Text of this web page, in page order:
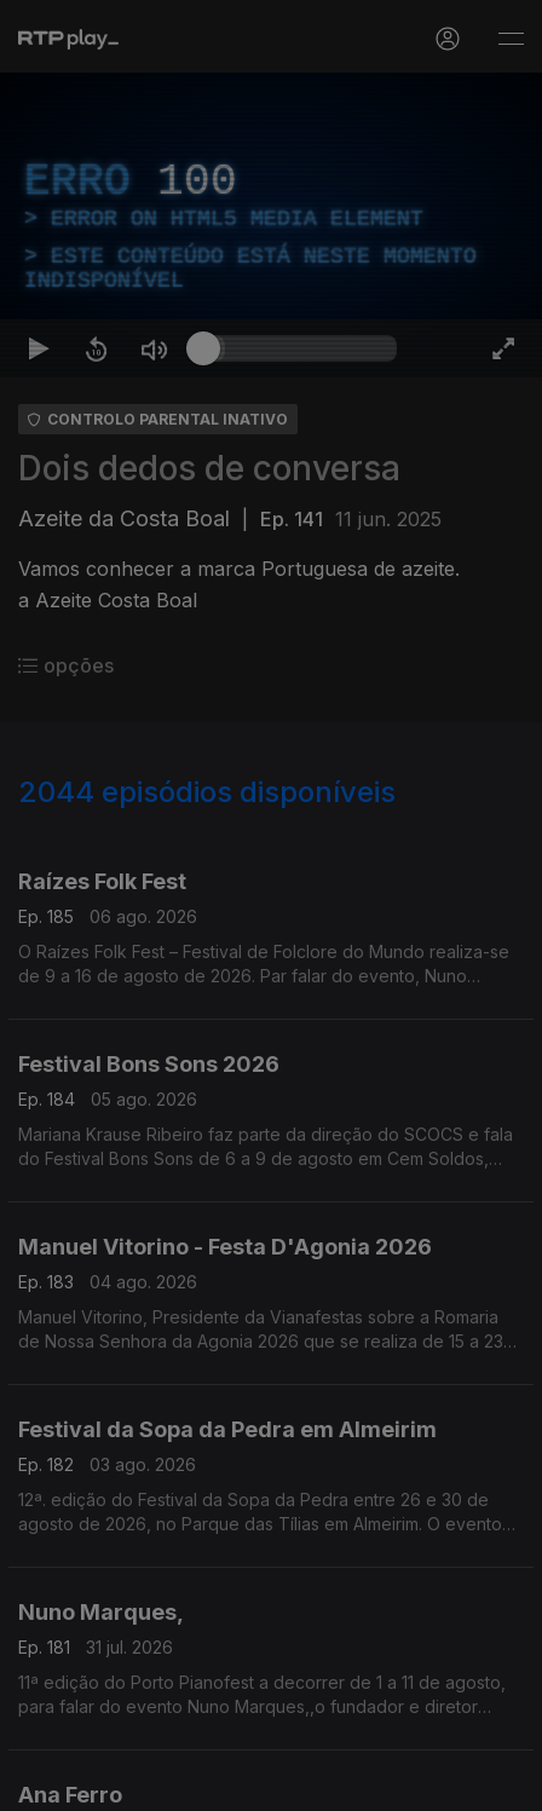
ERRO 100
ERROR ON HTML5 MEDIA ELEMENT
ESTE CONTEÚDO ESTÁ NESTE MOMENTO
INDISPONÍVEL
CONTROLO PARENTAL INATIVO
Dois dedos de conversa
Azeite da Costa Boal Ep. 141 11 jun. 2025
Vamos conhecer a marca Portuguesa de azeite.
a Azeite Costa Boal
opções
2044 episódios disponíveis
Raízes Folk Fest
Ep. 185
06 ago. 2026
O Raízes Folk Fest – Festival de Folclore do Mundo realiza-se
de 9 a 16 de agosto de 2026. Par falar do evento, Nuno
Festival Bons Sons 2026
Ep. 184
05 ago. 2026
Mariana Krause Ribeiro faz parte da direção do SCOCS e fala
do Festival Bons Sons de 6 a 9 de agosto em Cem Soldos,
Manuel Vitorino - Festa D'Agonia 2026
Ep. 183
04 ago. 2026
Manuel Vitorino, Presidente da Vianafestas sobre a Romaria
de Nossa Senhora da Agonia 2026 que se realiza de 15 a 23
Festival da Sopa da Pedra em Almeirim
Ep. 182
03 ago. 2026
12ª. edição do Festival da Sopa da Pedra entre 26 e 30 de
agosto de 2026, no Parque das Tílias em Almeirim. O evento
O grão-confrade Luís Manso da Confraria Gastronómica de
Almeirim fala sobre este símbolo da gastronomia.
Nuno Marques,
Ep. 181
31 jul. 2026
11ª edição do Porto Pianofest a decorrer de 1 a 11 de agosto,
para falar do evento Nuno Marques,,o fundador e diretor
Ana Ferro